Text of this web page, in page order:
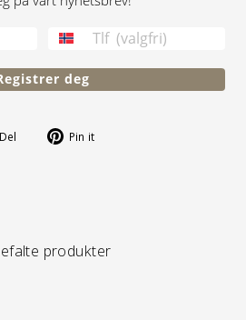
TELEFONNUMMER
deg
Del
Del
Pin it
produkter